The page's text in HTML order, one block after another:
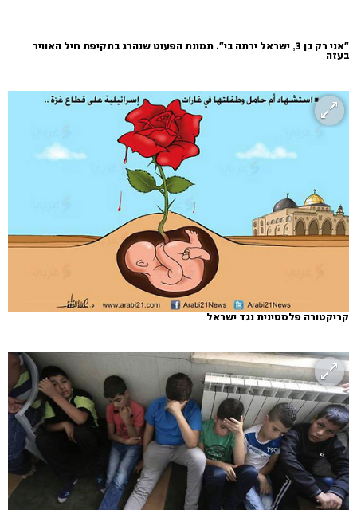
"אני רק בן 3, ישראל ירתה בי". תמונת הפעוט שנהרג בתקיפת חיל האוויר
בעזה
קריקטורה פלסטינית נגד ישראל